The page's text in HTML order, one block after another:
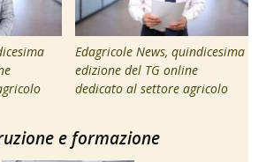
Edagricole News, quindicesima
edizione del TG online
dedicato al settore agricolo
e formazione